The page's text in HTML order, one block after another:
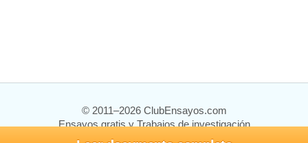
© 2011–2026 ClubEnsayos.com
Ensayos gratis y Trabajos de investigación